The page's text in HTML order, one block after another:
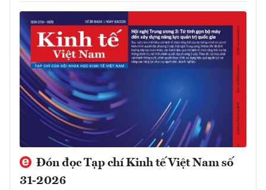
Đón đọc Tạp chí Kinh tế Việt Nam số
31-2026